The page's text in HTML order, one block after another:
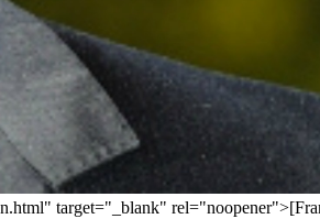
target="_blank"